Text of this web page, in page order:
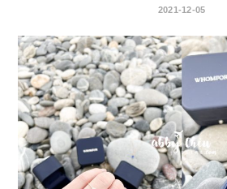
2021-12-05